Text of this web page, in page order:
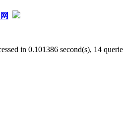
in 0.101386 second(s), 14